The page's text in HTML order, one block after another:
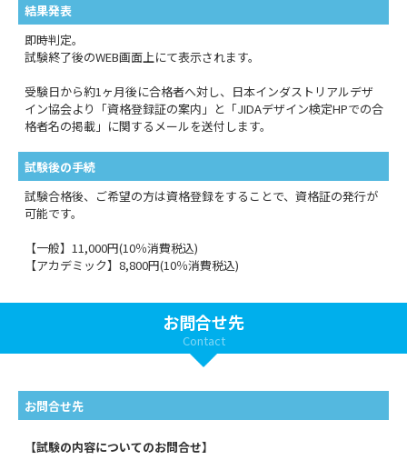
結果発表
即時判定。
試験終了後のWEB画面上にて表示されます。
受験日から約1ヶ月後に合格者へ対し、日本インダストリアルデザ
イン協会より「資格登録証の案内」と「JIDAデザイン検定HPでの合
格者名の掲載」に関するメールを送付します。
試験後の手続
試験合格後、ご希望の方は資格登録をすることで、資格証の発行が
可能です。
【一般】11,000円(10％消費税込)
【アカデミック】8,800円(10％消費税込)
お問合せ先
Contact
お問合せ先
【試験の内容についてのお問合せ】